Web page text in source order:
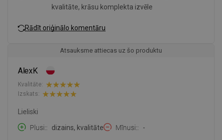
kvalitāte, krāsu komplekta izvēle
Rādīt oriģinālo komentāru
Atsauksme attiecas uz šo produktu
AlexK
Kvalitāte:
Izskats:
Lieliski
Plusi:
dizains, kvalitāte Mīnusi: -